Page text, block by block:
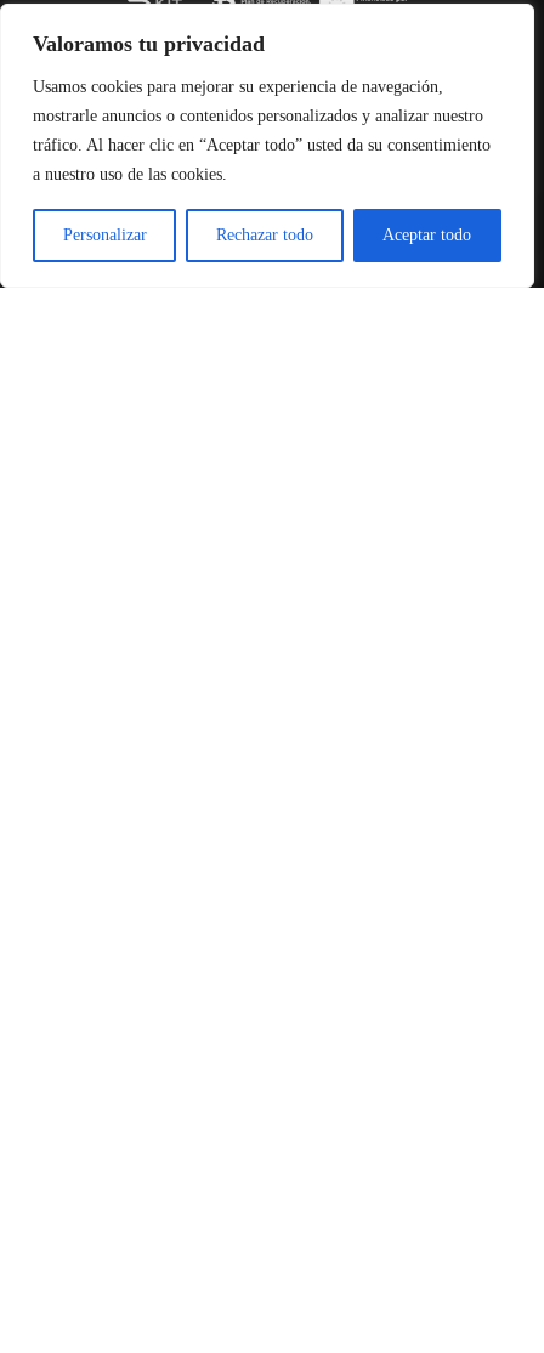
Valoramos tu privacidad
Usamos cookies para mejorar su experiencia de navegación,
mostrarle anuncios o contenidos personalizados y analizar nuestro
tráfico. Al hacer clic en “Aceptar todo” usted da su consentimiento
a nuestro uso de las cookies.
Personalizar Rechazar todo Aceptar todo
Política de cookies Aviso legal Política de protección de datos
© 2026 Pateiro Vinos de Guarda. Todos los derechos reservados.